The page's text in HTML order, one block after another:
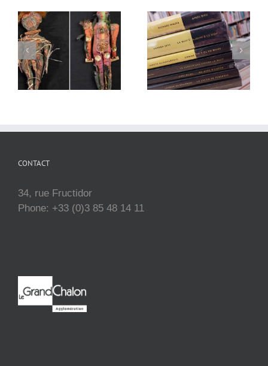
JUILLET 2026 | UNE
BALADE LITTÉRAIRE
EN HISTOIRE DE
L’ART
CONTACT
34, rue Fructidor
Phone: +33 (0)3 85 48 14 11